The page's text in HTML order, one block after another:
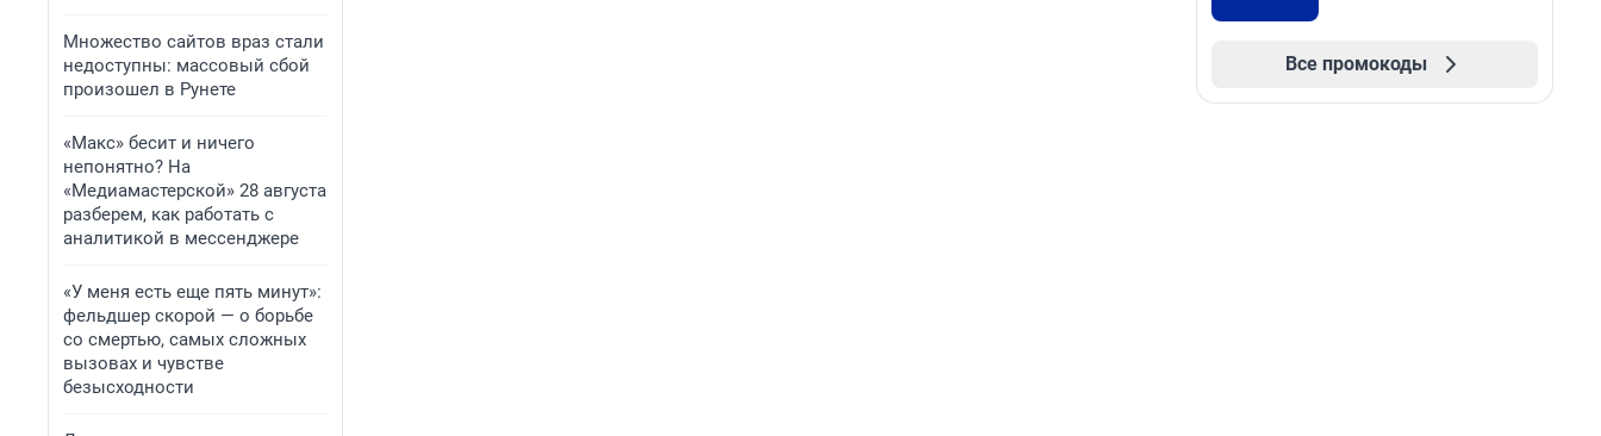
Множество сайтов враз стали
недоступны: массовый сбой
произошел в Рунете
«Макс» бесит и ничего
непонятно? На
«Медиамастерской» 28 августа
разберем, как работать с
аналитикой в мессенджере
«У меня есть еще пять минут»:
фельдшер скорой — о борьбе
со смертью, самых сложных
вызовах и чувстве
безысходности
Все промокоды